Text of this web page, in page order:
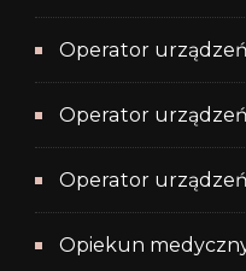
Operator
Operator
Operator
Opiekun